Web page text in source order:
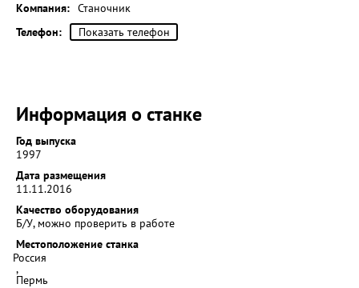
Компания: Станочник
Телефон:
Показать телефон
Информация о станке
Год выпуска
1997
Дата размещения
11.11.2016
Качество оборудования
Б/У, можно проверить в работе
Местоположение станка
Россия
,
Пермь